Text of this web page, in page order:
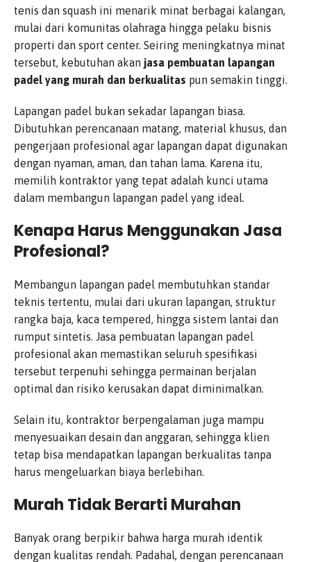
tenis dan squash ini menarik minat berbagai kalangan,
mulai dari komunitas olahraga hingga pelaku bisnis
properti dan sport center. Seiring meningkatnya minat
tersebut, kebutuhan akan jasa pembuatan lapangan
padel yang murah dan berkualitas pun semakin tinggi.
Lapangan padel bukan sekadar lapangan biasa.
Dibutuhkan perencanaan matang, material khusus, dan
pengerjaan profesional agar lapangan dapat digunakan
dengan nyaman, aman, dan tahan lama. Karena itu,
memilih kontraktor yang tepat adalah kunci utama
dalam membangun lapangan padel yang ideal.
Kenapa Harus Menggunakan Jasa
Profesional?
Membangun lapangan padel membutuhkan standar
teknis tertentu, mulai dari ukuran lapangan, struktur
rangka baja, kaca tempered, hingga sistem lantai dan
rumput sintetis. Jasa pembuatan lapangan padel
profesional akan memastikan seluruh spesifikasi
tersebut terpenuhi sehingga permainan berjalan
optimal dan risiko kerusakan dapat diminimalkan.
Selain itu, kontraktor berpengalaman juga mampu
menyesuaikan desain dan anggaran, sehingga klien
tetap bisa mendapatkan lapangan berkualitas tanpa
harus mengeluarkan biaya berlebihan.
Murah Tidak Berarti Murahan
Banyak orang berpikir bahwa harga murah identik
dengan kualitas rendah. Padahal, dengan perencanaan